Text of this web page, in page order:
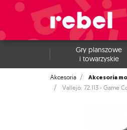
Gry planszowe
i towarzyskie
Akcesoria Akcesoria
Vallejo: 72.113 - Game